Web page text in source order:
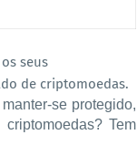
seus
de criptomoedas.
se protegido,
Tem